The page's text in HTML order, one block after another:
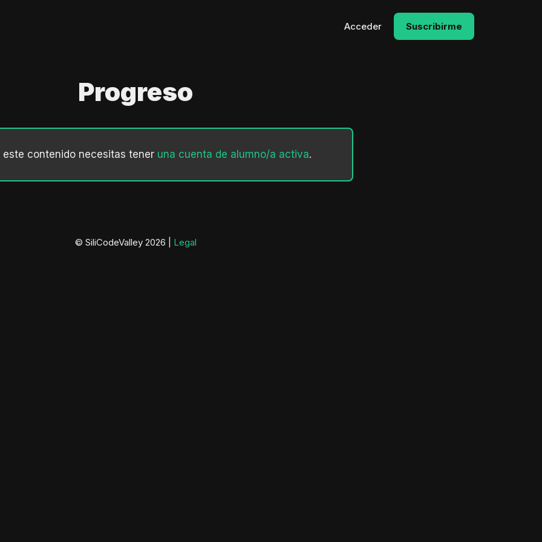
Acceder Suscribirme
Progreso
este contenido necesitas tener una cuenta de alumno/a activa.
© SiliCodeValley 2026 | Legal